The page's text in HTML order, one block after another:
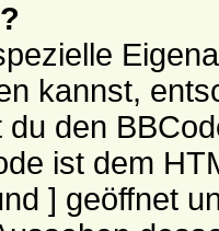
kannst,
den
ist dem
] geöffnet